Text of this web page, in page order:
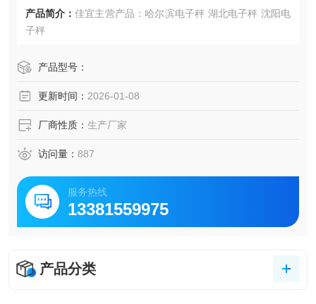
产品简介： 佳宜主营产品：哈尔滨电子秤 湖北电子秤 沈阳电
子秤
产品型号：
更新时间： 2026-01-08
厂商性质： 生产厂家
访问量： 887
服务热线
13381559975
产品分类